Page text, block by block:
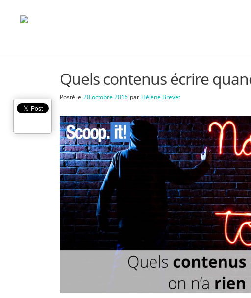
Quels contenus écrire
Posté le 20 octobre 2016 par Hélène Brevet